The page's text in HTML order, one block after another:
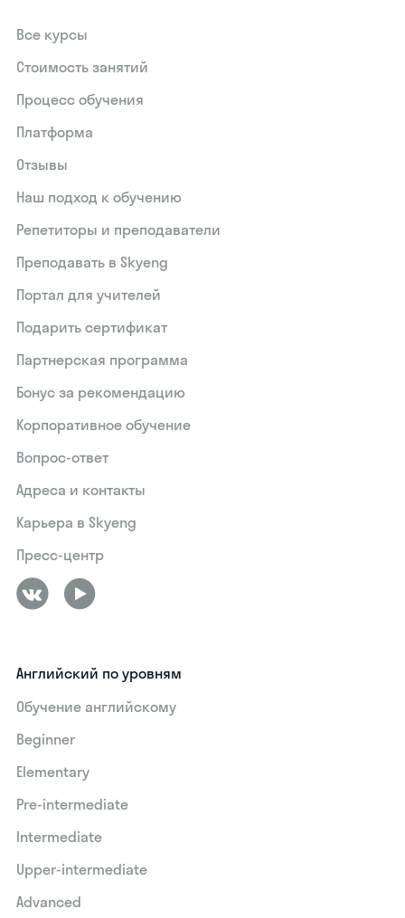
Все курсы
Стоимость занятий
Процесс обучения
Платформа
Отзывы
Наш подход к обучению
Репетиторы и преподаватели
Преподавать в Skyeng
Портал для учителей
Подарить сертификат
Партнерская программа
Бонус за рекомендацию
Корпоративное обучение
Вопрос-ответ
Адреса и контакты
Карьера в Skyeng
Пресс-центр
Английский по уровням
Обучение английскому
Beginner
Elementary
Pre-intermediate
Intermediate
Upper-intermediate
Advanced